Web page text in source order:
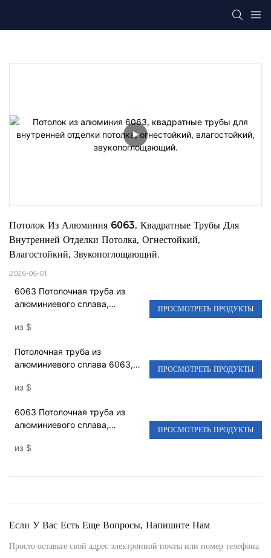
Потолок Из Алюминия 6063, Квадратные Трубы Для
Внутренней Отделки Потолка, Огнестойкий,
Влагостойкий, Звукопоглощающий.
2026-06-01
6063 Потолочная труба из
алюминиевого сплава,
профиль, Потолочный
алюминиевого
сплаваGN200x50DS
из $
ПРОСМОТРЕТЬ ПРОДУКТЫ
Потолочная труба из
алюминиевого сплава 6063,
профиль, потолочный
алюминиевого
сплаваGN25YGTH
из $
ПРОСМОТРЕТЬ ПРОДУКТЫ
6063 Потолочная труба из
алюминиевого сплава,
профиль, Потолочный
алюминиевого
из $
ПРОСМОТРЕТЬ ПРОДУКТЫ
Если У Вас Есть Еще Вопросы, Напишите Нам
Просто оставьте свой адрес электронной почты или номер телефона